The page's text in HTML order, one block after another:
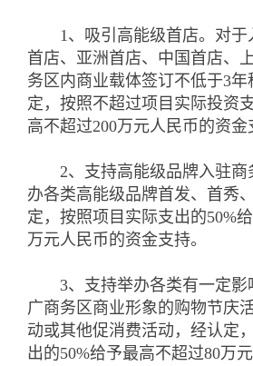
1、吸引高能级首店。对于
首店、亚洲首店、中国首店、
务区内商业载体签订不低于3
定，按照不超过项目实际投资
高不超过200万元人民币的资金
2、支持高能级品牌入驻商
办各类高能级品牌首发、首秀
定，按照项目实际支出的50%
万元人民币的资金支持。
3、支持举办各类有一定影
广商务区商业形象的购物节庆
动或其他促消费活动，经认定
出的50%给予最高不超过80万